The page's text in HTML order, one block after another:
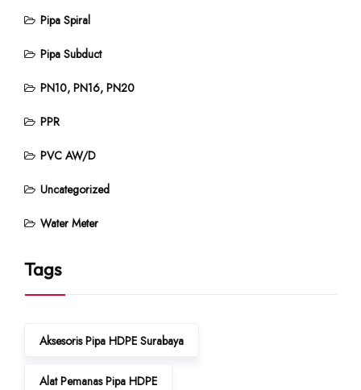
Pipa Spiral
Pipa Subduct
PN10, PN16, PN20
PPR
PVC AW/D
Uncategorized
Water Meter
Tags
Aksesoris Pipa HDPE Surabaya
Alat Pemanas Pipa HDPE